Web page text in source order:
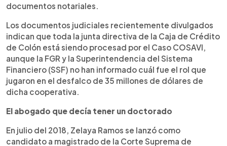
documentos notariales.
Los documentos judiciales recientemente divulgados
indican que toda la junta directiva de la Caja de Crédito
de Colón está siendo procesad por el Caso COSAVI,
aunque la FGR y la Superintendencia del Sistema
Financiero (SSF) no han informado cuál fue el rol que
jugaron en el desfalco de 35 millones de dólares de
dicha cooperativa.
El abogado que decía tener un doctorado
En julio del 2018, Zelaya Ramos se lanzó como
candidato a magistrado de la Corte Suprema de